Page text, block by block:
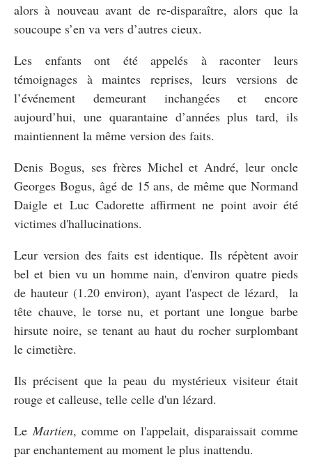
alors à nouveau avant de re-disparaître, alors que la
soucoupe s’en va vers d’autres cieux.
Les enfants ont été appelés à raconter leurs
témoignages à maintes reprises, leurs versions de
l’événement demeurant inchangées et encore
aujourd’hui, une quarantaine d’années plus tard, ils
maintiennent la même version des faits.
Denis Bogus, ses frères Michel et André, leur oncle
Georges Bogus, âgé de 15 ans, de même que Normand
Daigle et Luc Cadorette affirment ne point avoir été
victimes d'hallucinations.
Leur version des faits est identique. Ils répètent avoir
bel et bien vu un homme nain, d'environ quatre pieds
de hauteur (1.20 environ), ayant l'aspect de lézard, la
tête chauve, le torse nu, et portant une longue barbe
hirsute noire, se tenant au haut du rocher surplombant
le cimetière.
Ils précisent que la peau du mystérieux visiteur était
rouge et calleuse, telle celle d'un lézard.
Le Martien, comme on l'appelait, disparaissait comme
par enchantement au moment le plus inattendu.